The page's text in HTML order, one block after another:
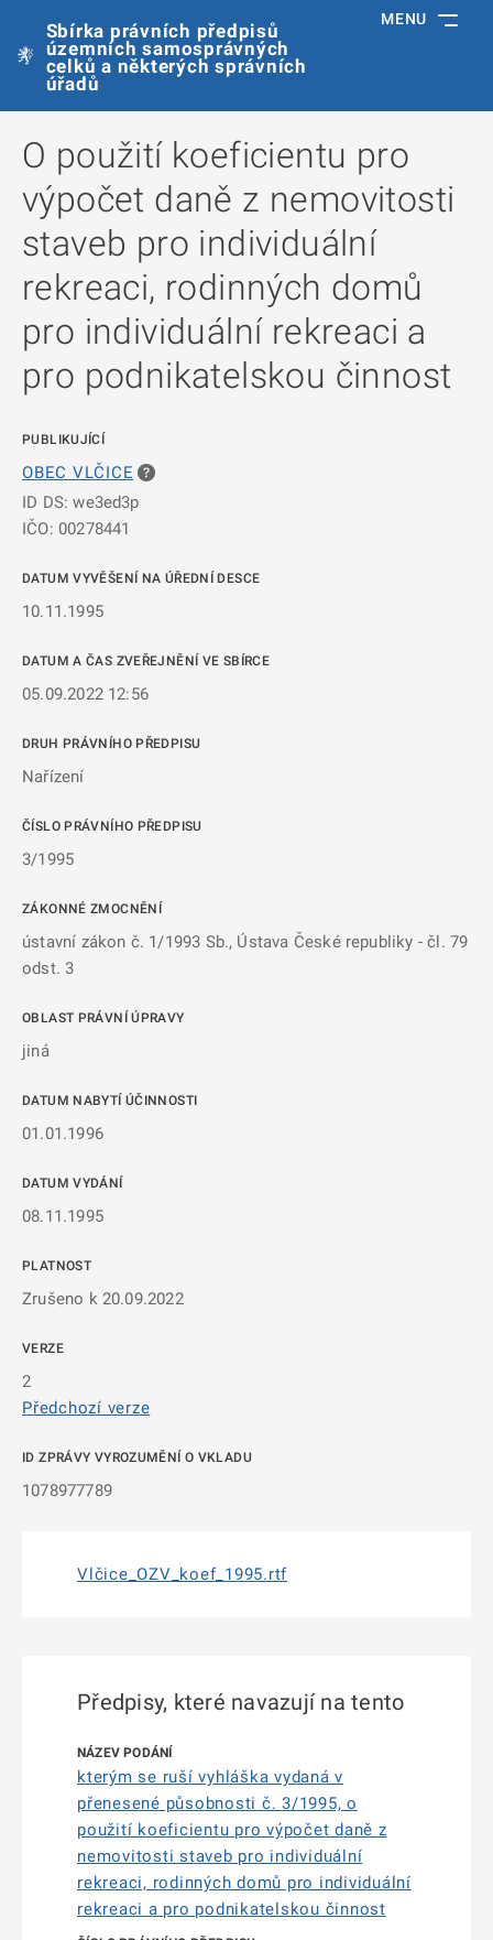
Sbírka právních předpisů
územních samosprávných
celků a některých správních
úřadů
MENU
O použití koeficientu pro
výpočet daně z nemovitosti
staveb pro individuální
rekreaci, rodinných domů
pro individuální rekreaci a
pro podnikatelskou činnost
PUBLIKUJÍCÍ
OBEC VLČICE
ID DS: we3ed3p
IČO: 00278441
DATUM VYVĚŠENÍ NA ÚŘEDNÍ DESCE
10.11.1995
DATUM A ČAS ZVEŘEJNĚNÍ VE SBÍRCE
05.09.2022 12:56
DRUH PRÁVNÍHO PŘEDPISU
Nařízení
ČÍSLO PRÁVNÍHO PŘEDPISU
3/1995
ZÁKONNÉ ZMOCNĚNÍ
ústavní zákon č. 1/1993 Sb., Ústava České republiky - čl. 79
odst. 3
OBLAST PRÁVNÍ ÚPRAVY
jiná
DATUM NABYTÍ ÚČINNOSTI
01.01.1996
DATUM VYDÁNÍ
08.11.1995
PLATNOST
Zrušeno k 20.09.2022
VERZE
2
Předchozí verze
ID ZPRÁVY VYROZUMĚNÍ O VKLADU
1078977789
Vlčice_OZV_koef_1995.rtf
Předpisy, které navazují na tento
kterým se ruší vyhláška vydaná v
přenesené působnosti č. 3/1995, o
použití koeficientu pro výpočet daně z
nemovitosti staveb pro individuální
rekreaci, rodinných domů pro individuální
rekreaci a pro podnikatelskou činnost